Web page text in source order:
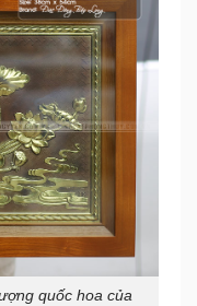
quốc hoa của